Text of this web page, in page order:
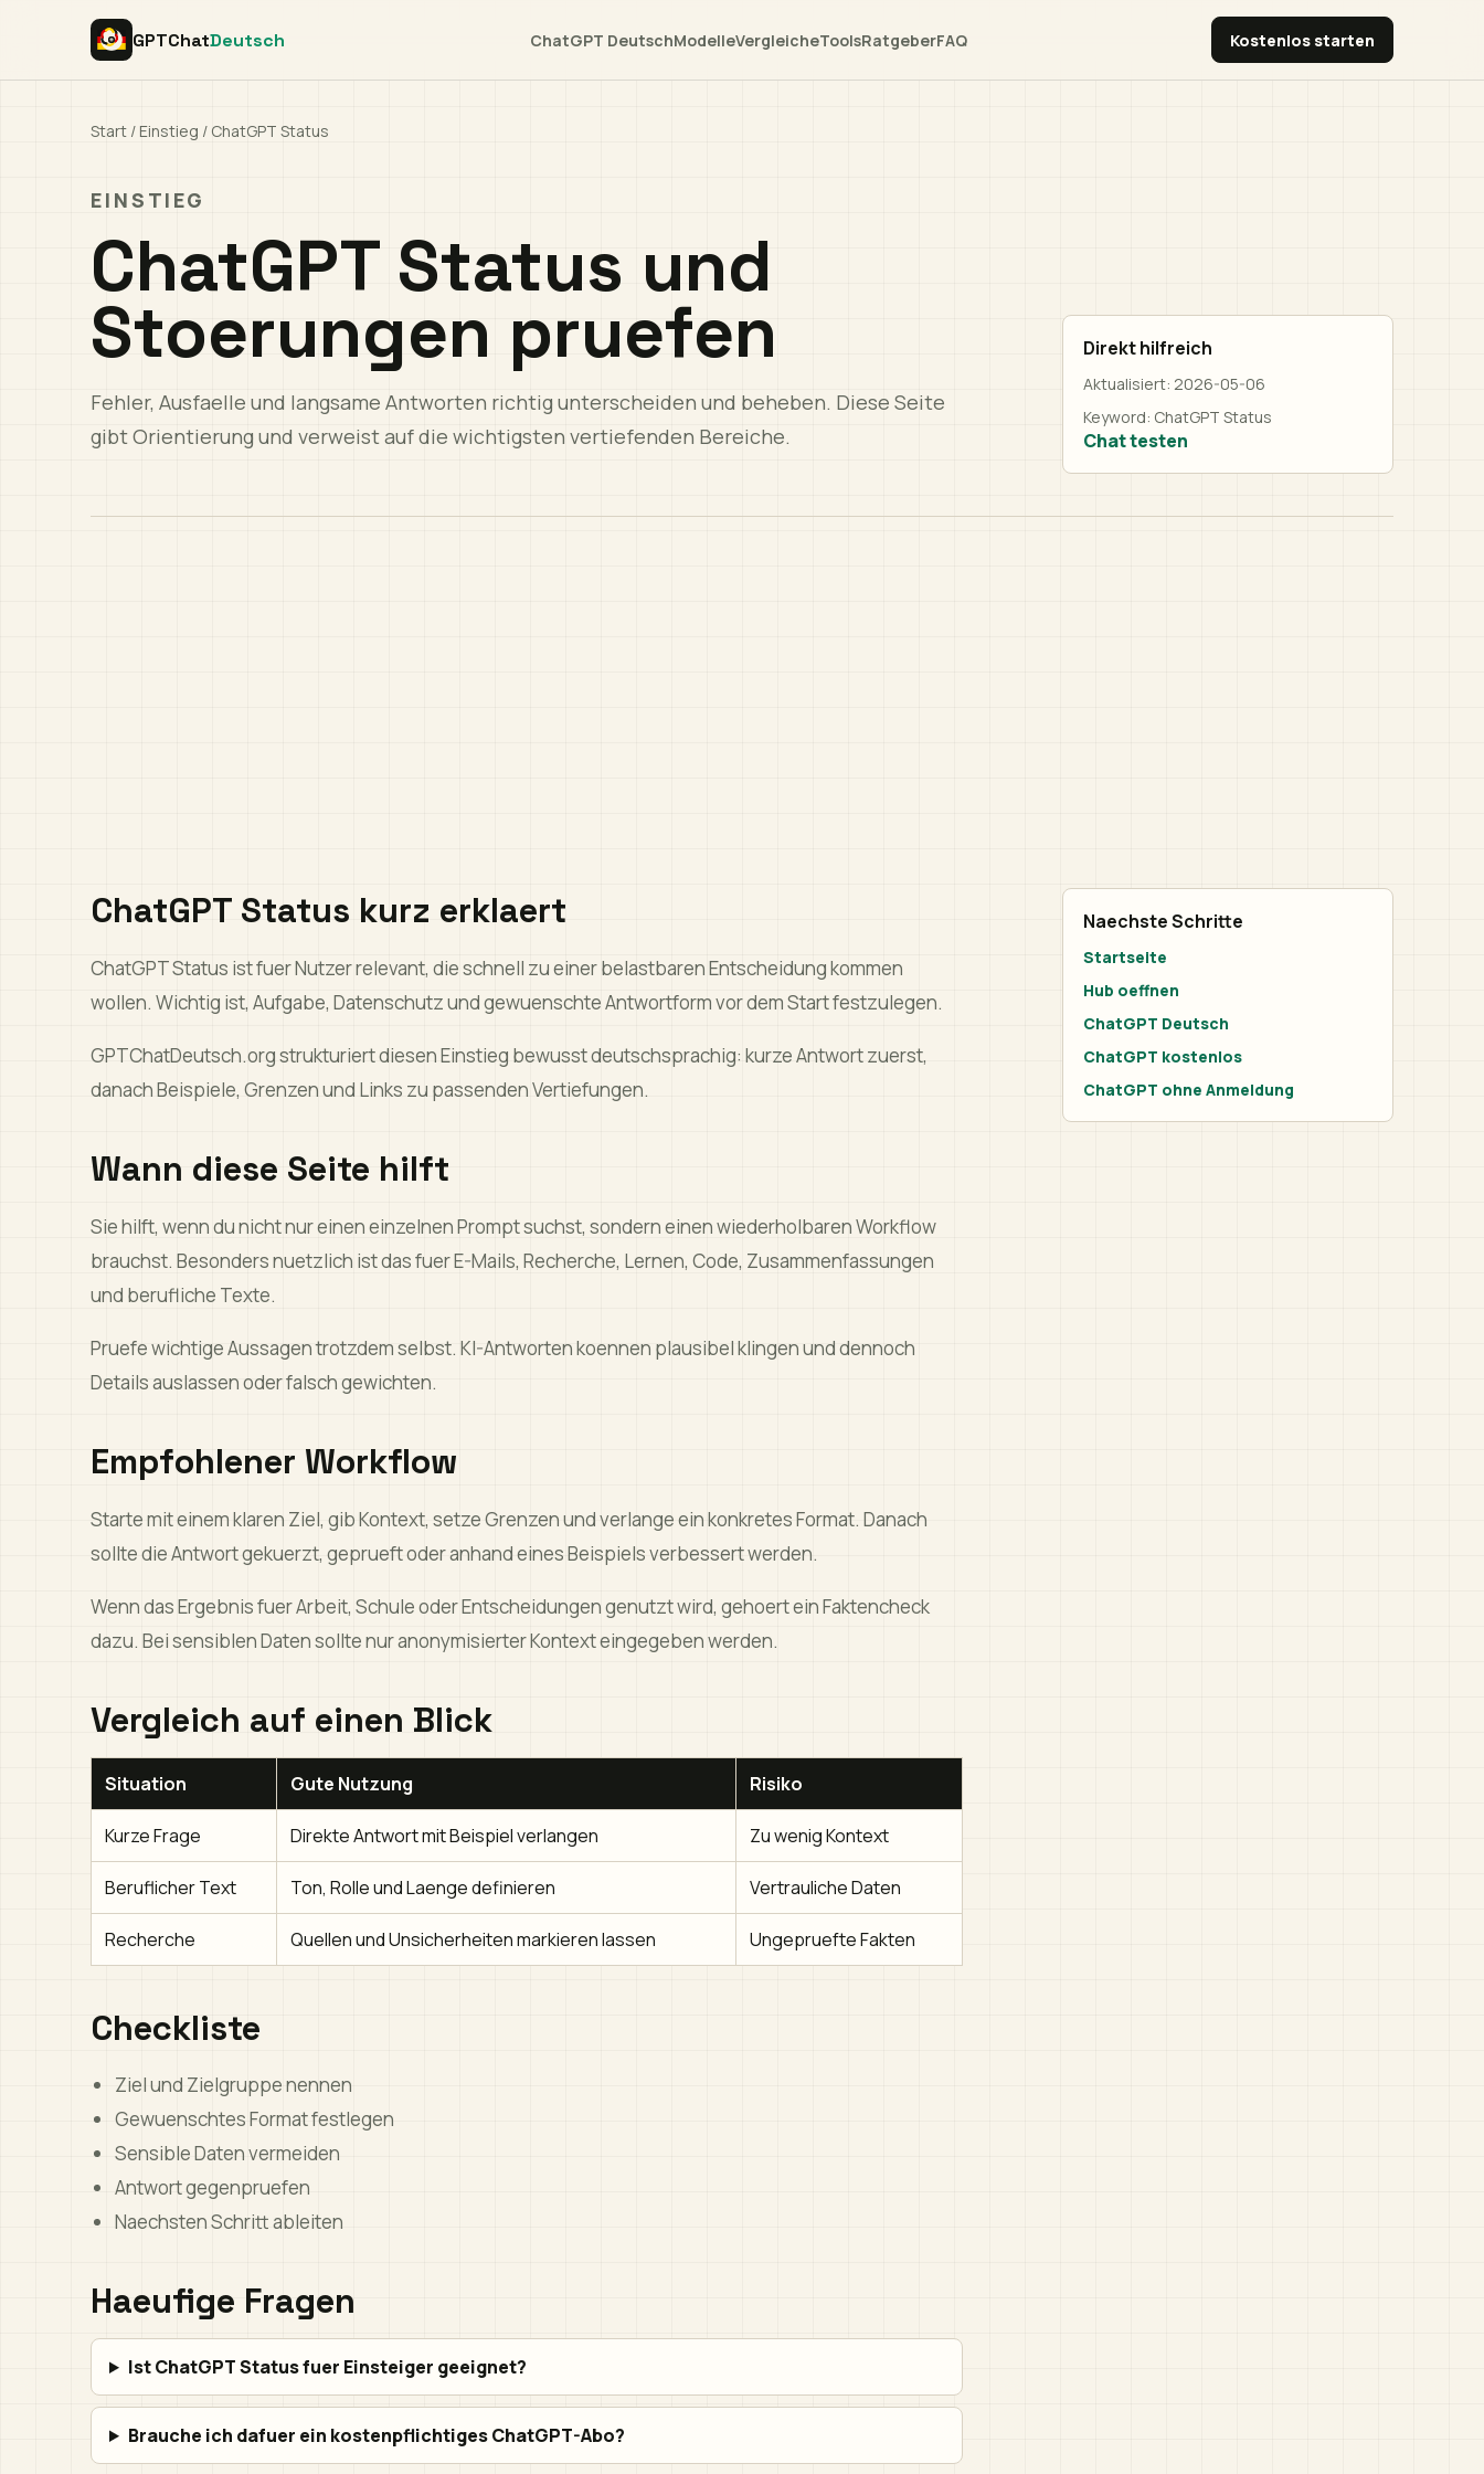
GPTChatDeutsch ChatGPT DeutschModelleVergleicheToolsRatgeberFAQ Kostenlos starten
Start / Einstieg / ChatGPT Status
EINSTIEG
ChatGPT Status und
Stoerungen pruefen
Fehler, Ausfaelle und langsame Antworten richtig unterscheiden und beheben. Diese Seite
gibt Orientierung und verweist auf die wichtigsten vertiefenden Bereiche.
Direkt hilfreich
Aktualisiert: 2026-05-06
Keyword: ChatGPT Status
Chat testen
ChatGPT Status kurz erklaert
ChatGPT Status ist fuer Nutzer relevant, die schnell zu einer belastbaren Entscheidung kommen
wollen. Wichtig ist, Aufgabe, Datenschutz und gewuenschte Antwortform vor dem Start festzulegen.
GPTChatDeutsch.org strukturiert diesen Einstieg bewusst deutschsprachig: kurze Antwort zuerst,
danach Beispiele, Grenzen und Links zu passenden Vertiefungen.
Wann diese Seite hilft
Sie hilft, wenn du nicht nur einen einzelnen Prompt suchst, sondern einen wiederholbaren Workflow
brauchst. Besonders nuetzlich ist das fuer E-Mails, Recherche, Lernen, Code, Zusammenfassungen
und berufliche Texte.
Pruefe wichtige Aussagen trotzdem selbst. KI-Antworten koennen plausibel klingen und dennoch
Details auslassen oder falsch gewichten.
Empfohlener Workflow
Starte mit einem klaren Ziel, gib Kontext, setze Grenzen und verlange ein konkretes Format. Danach
sollte die Antwort gekuerzt, geprueft oder anhand eines Beispiels verbessert werden.
Wenn das Ergebnis fuer Arbeit, Schule oder Entscheidungen genutzt wird, gehoert ein Faktencheck
dazu. Bei sensiblen Daten sollte nur anonymisierter Kontext eingegeben werden.
Vergleich auf einen Blick
Situation Gute Nutzung Risiko
Kurze Frage Direkte Antwort mit Beispiel verlangen Zu wenig Kontext
Beruflicher Text Ton, Rolle und Laenge definieren Vertrauliche Daten
Recherche Quellen und Unsicherheiten markieren lassen Ungepruefte Fakten
Checkliste
Ziel und Zielgruppe nennen
Gewuenschtes Format festlegen
Sensible Daten vermeiden
Antwort gegenpruefen
Naechsten Schritt ableiten
Haeufige Fragen
Ist ChatGPT Status fuer Einsteiger geeignet?
Brauche ich dafuer ein kostenpflichtiges ChatGPT-Abo?
Naechste Schritte
Startseite
Hub oeffnen
ChatGPT Deutsch
ChatGPT kostenlos
ChatGPT ohne Anmeldung